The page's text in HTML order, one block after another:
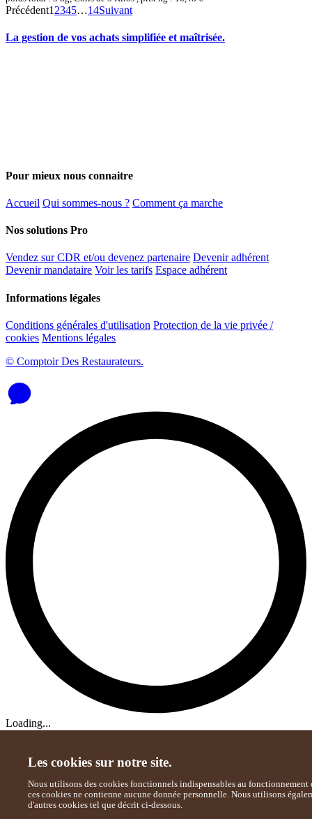
Les cookies sur notre site.
Nous utilisons des cookies fonctionnels indispensables au fonctionnement
ces cookies ne contienne aucune donnée personnelle. Nous utilisons
d'autres cookies tel que décrit ci-dessous.
Précédent1 2345…14Suivant
La gestion de vos achats simplifiée et maîtrisée.
Pour mieux nous connaitre
Accueil Qui sommes-nous ? Comment ça marche
Nos solutions Pro
Vendez sur CDR et/ou devenez partenaire Devenir adhérent
Devenir mandataire Voir les tarifs Espace adhérent
Informations légales
Conditions générales d'utilisation Protection de la vie privée /
cookies Mentions légales
© Comptoir Des Restaurateurs.
Loading...